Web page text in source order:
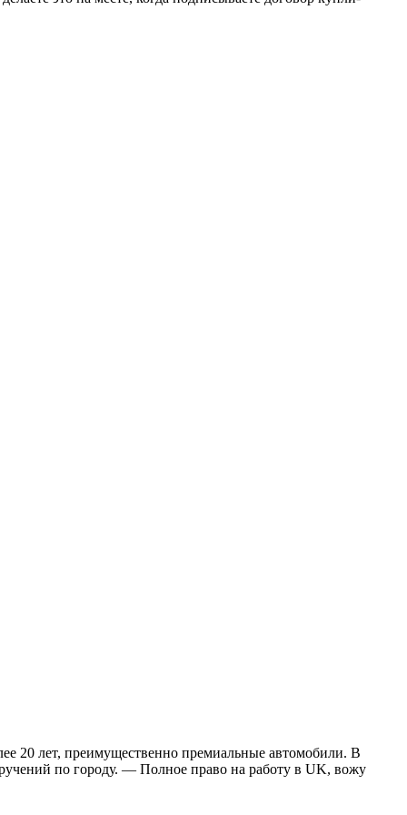
20 лет, преимущественно премиальные автомобили. В
по городу. — Полное право на работу в UK, вожу